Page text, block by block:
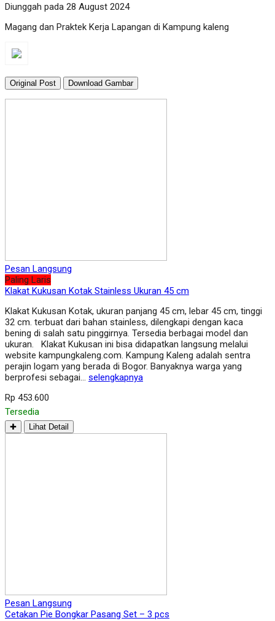
Diunggah pada 28 August 2024
Magang dan Praktek Kerja Lapangan di Kampung kaleng
Original Post Download Gambar
Pesan Langsung
Paling Laris
Klakat Kukusan Kotak Stainless Ukuran 45 cm
Klakat Kukusan Kotak, ukuran panjang 45 cm, lebar 45 cm, tinggi
32 cm. terbuat dari bahan stainless, dilengkapi dengan kaca
bening di salah satu pinggirnya. Tersedia berbagai model dan
ukuran. Klakat Kukusan ini bisa didapatkan langsung melalui
website kampungkaleng.com. Kampung Kaleng adalah sentra
perajin logam yang berada di Bogor. Banyaknya warga yang
berprofesi sebagai… selengkapnya
Rp 453.600
Tersedia
✚ Lihat Detail
Pesan Langsung
Cetakan Pie Bongkar Pasang Set – 3 pcs